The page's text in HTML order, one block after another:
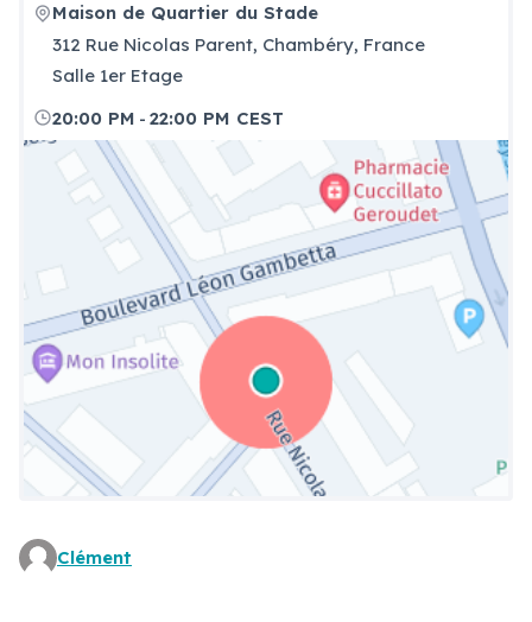
Maison de Quartier du Stade
312 Rue Nicolas Parent, Chambéry, France
Salle 1er Etage
20:00 PM - 22:00 PM CEST
Clément